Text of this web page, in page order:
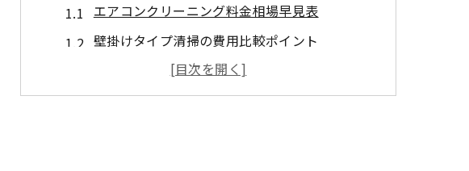
エアコンクリーニング料金相場早見表
壁掛けタイプ清掃の費用比較ポイント
エアコンクリーニングの選び方ガイド
コスパ重視なら知るべき相場の特徴